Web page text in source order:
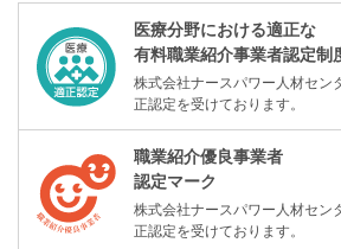
医療分野における適正な
有料職業紹介事業者認定制
株式会社ナースパワー人材セン
正認定を受けております。
職業紹介優良事業者
認定マーク
株式会社ナースパワー人材セン
正認定を受けております。